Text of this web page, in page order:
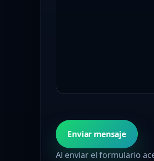
Enviar mensaje
Al enviar el formulario